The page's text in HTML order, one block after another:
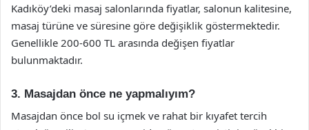
Kadıköy’deki masaj salonlarında fiyatlar, salonun kalitesine,
masaj türüne ve süresine göre değişiklik göstermektedir.
Genellikle 200-600 TL arasında değişen fiyatlar
bulunmaktadır.
3. Masajdan önce ne yapmalıyım?
Masajdan önce bol su içmek ve rahat bir kıyafet tercih